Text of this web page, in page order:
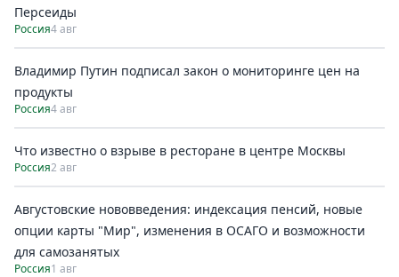
Персеиды
Россия4 авг
Владимир Путин подписал закон о мониторинге цен на
продукты
Россия4 авг
Что известно о взрыве в ресторане в центре Москвы
Россия2 авг
Августовские нововведения: индексация пенсий, новые
опции карты "Мир", изменения в ОСАГО и возможности
для самозанятых
Россия1 авг